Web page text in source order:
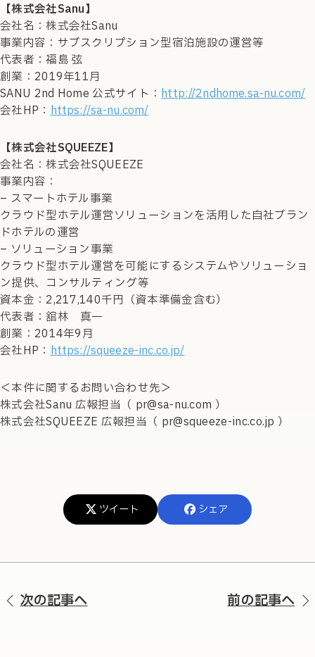
【株式会社Sanu】
会社名：株式会社Sanu
事業内容：サブスクリプション型宿泊施設の運営等
代表者：福島 弦
創業：2019年11月
SANU 2nd Home 公式サイト： http://2ndhome.sa-nu.com/
会社HP： https://sa-nu.com/
【株式会社SQUEEZE】
会社名：株式会社SQUEEZE
事業内容：
– スマートホテル事業
クラウド型ホテル運営ソリューションを活用した自社ブラン
ドホテルの運営
– ソリューション事業
クラウド型ホテル運営を可能にするシステムやソリューショ
ン提供、コンサルティング等
資本金：2,217,140千円（資本準備金含む）
代表者：舘林 真一
創業：2014年9月
会社HP：https://squeeze-inc.co.jp/
＜本件に関するお問い合わせ先＞
株式会社Sanu 広報担当（ pr@sa-nu.com ）
株式会社SQUEEZE 広報担当（ pr@squeeze-inc.co.jp ）
シェア
ツイート
次の記事へ 前の記事へ